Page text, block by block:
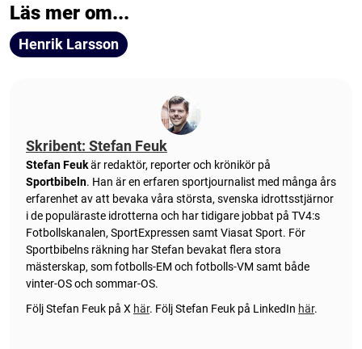
Läs mer om...
Henrik Larsson
Skribent: Stefan Feuk
Stefan Feukär redaktör, reporter och krönikör på
Sportbibeln. Han är en erfaren sportjournalist med många års
erfarenhet av att bevaka våra största, svenska idrottsstjärnor
i de populäraste idrotterna och har tidigare jobbat på TV4:s
Fotbollskanalen, SportExpressen samt Viasat Sport. För
Sportbibelns räkning har Stefan bevakat flera stora
mästerskap, som fotbolls-EM och fotbolls-VM samt både
vinter-OS och sommar-OS.
Följ Stefan Feuk på X här. Följ Stefan Feuk på LinkedIn här.